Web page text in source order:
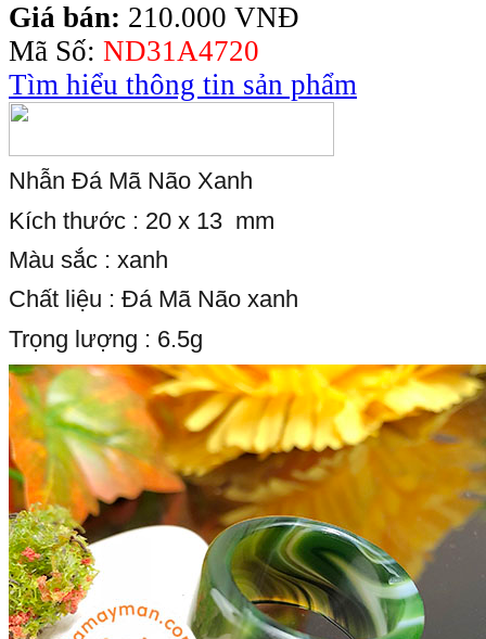
Giá bán: 210.000 VNĐ
Mã Số: ND31A4720
Tìm hiểu thông tin sản phẩm
Nhẫn Đá Mã Não Xanh
Kích thước : 20 x 13 mm
Màu sắc : xanh
Chất liệu : Đá Mã Não xanh
Trọng lượng : 6.5g